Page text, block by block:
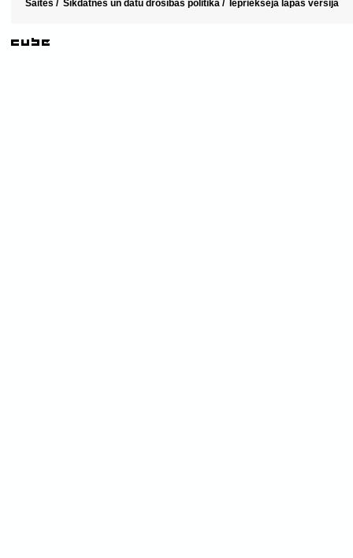
Saites / Sīkdatnes un datu drošības politika / Iepriekšējā lapas versija